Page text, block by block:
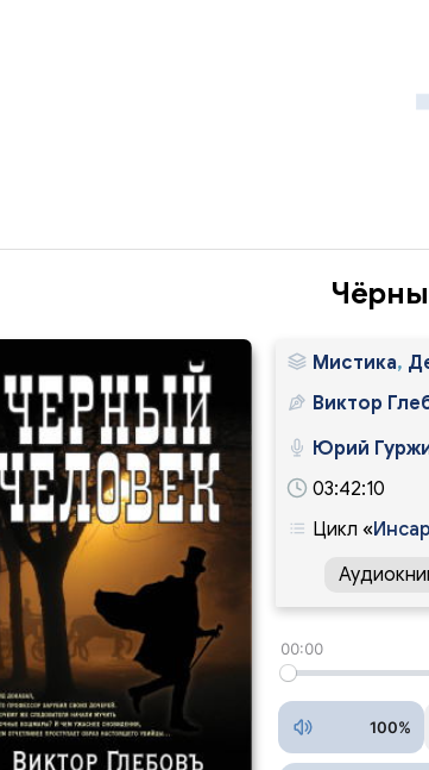
Мистика,
Виктор
Юрий
03:42:10
Цикл «
00:00
100%